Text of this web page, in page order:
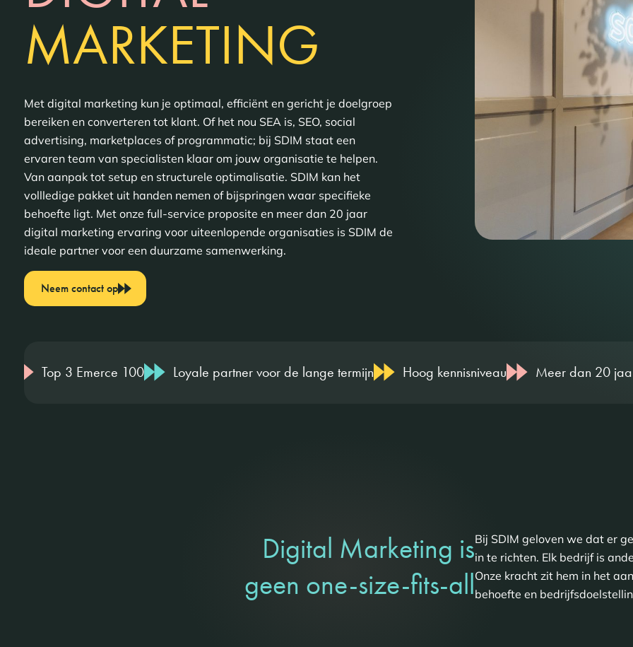
MARKETING
Met digital marketing kun je optimaal, efficiënt en gericht je doelgroep
bereiken en converteren tot klant. Of het nou SEA is, SEO, social
advertising, marketplaces of programmatic; bij SDIM staat een
ervaren team van specialisten klaar om jouw organisatie te helpen.
Van aanpak tot setup en structurele optimalisatie. SDIM kan het
vollledige pakket uit handen nemen of bijspringen waar specifieke
behoefte ligt. Met onze full-service proposite en meer dan 20 jaar
digital marketing ervaring voor uiteenlopende organisaties is SDIM de
ideale partner voor een duurzame samenwerking.
Neem contact op
100 Loyale partner voor de lange termijn Hoog kennisniveau Meer dan 20 jaar online marketing
Digital Marketing is
geen one-size-fits-all
Bij SDIM geloven we dat er
in te richten. Elk bedrijf is
Onze kracht zit hem in het
behoefte en